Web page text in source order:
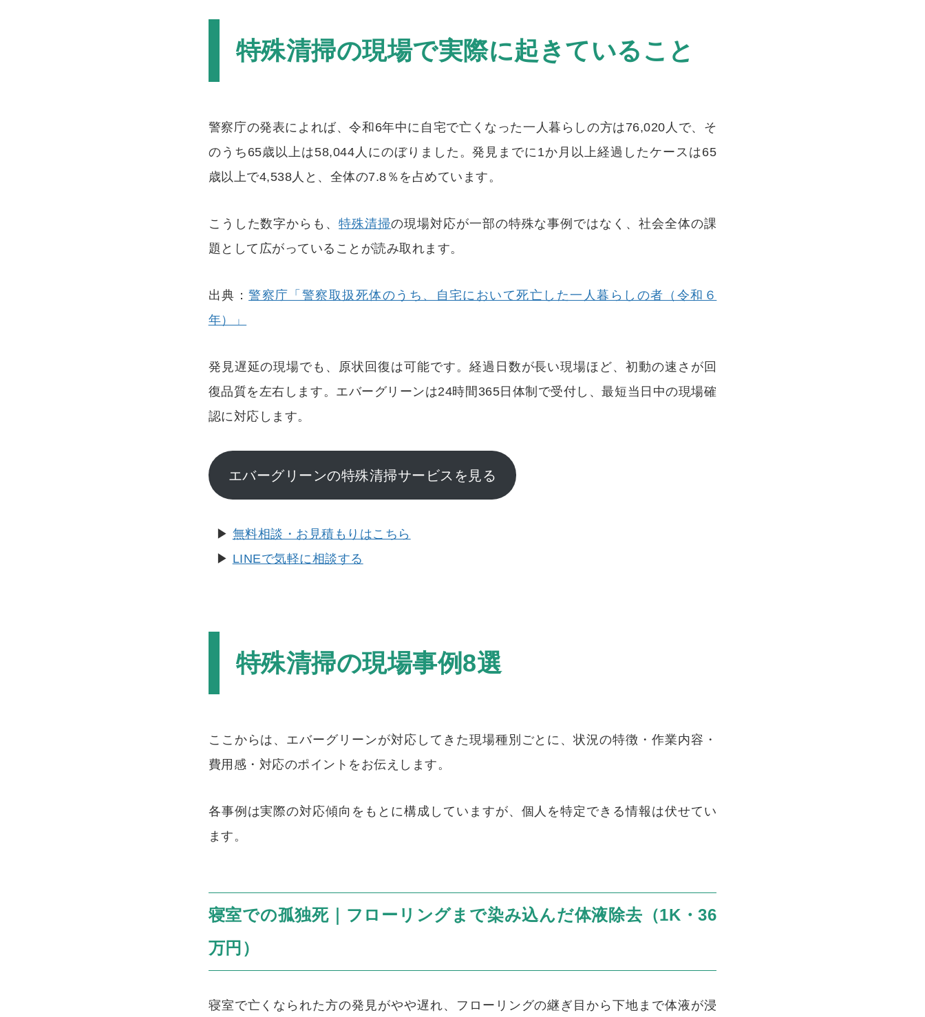
特殊清掃の現場で実際に起きていること
警察庁の発表によれば、令和6年中に自宅で亡くなった一人暮らしの方は76,020人で、そ
のうち65歳以上は58,044人にのぼりました。発見までに1か月以上経過したケースは65
歳以上で4,538人と、全体の7.8％を占めています。
こうした数字からも、特殊清掃の現場対応が一部の特殊な事例ではなく、社会全体の課
題として広がっていることが読み取れます。
出典：警察庁「警察取扱死体のうち、自宅において死亡した一人暮らしの者（令和６
年）」
発見遅延の現場でも、原状回復は可能です。経過日数が長い現場ほど、初動の速さが回
復品質を左右します。エバーグリーンは24時間365日体制で受付し、最短当日中の現場確
認に対応します。
エバーグリーンの特殊清掃サービスを見る
▶︎ 無料相談・お見積もりはこちら
▶︎ LINEで気軽に相談する
特殊清掃の現場事例8選
ここからは、エバーグリーンが対応してきた現場種別ごとに、状況の特徴・作業内容・
費用感・対応のポイントをお伝えします。
各事例は実際の対応傾向をもとに構成していますが、個人を特定できる情報は伏せてい
ます。
寝室での孤独死｜フローリングまで染み込んだ体液除去（1K・36
万円）
寝室で亡くなられた方の発見がやや遅れ、フローリングの継ぎ目から下地まで体液が浸